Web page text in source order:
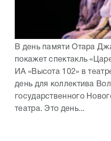
В день памяти Отара
покажет спектакль
ИА «Высота 102» в
день для коллектива
государственного
театра. Это день...